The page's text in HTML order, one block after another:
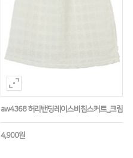
aw4368 허리밴딩레이스비침스커트_크림
4,900원